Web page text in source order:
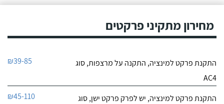
מחירון מתקיני פרקטים
התקנת פרקט למינציה, התקנה על מרצפות, סוג
AC4
₪39-85
התקנת פרקט למינציה, יש לפרק פרקט ישן, סוג
₪45-110